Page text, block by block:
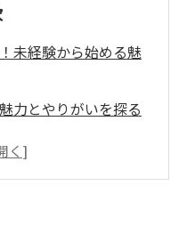
未経験から始める魅
力とやりがいを探る
業なのか？経済のリ